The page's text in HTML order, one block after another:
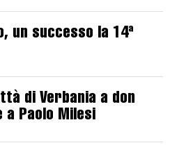
un successo la 14ª
di Verbania a don
a Paolo Milesi